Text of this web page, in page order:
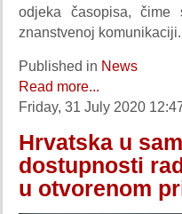
odjeka časopisa,
znanstvenoj komunikaciji.
Published in News
Read more...
Friday, 31 July 2020
Hrvatska u
dostupnosti
u otvorenom